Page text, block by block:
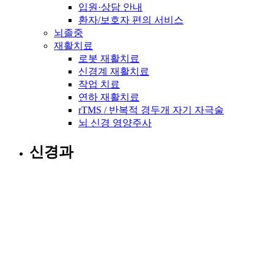
입원·상담 안내
환자/보호자 편의 서비스
뇌졸중
재활치료
로봇 재활치료
신경계 재활치료
작업 치료
연하 재활치료
rTMS / 반복적 경두개 자기 자극술
뇌 신경 영양주사
신경과